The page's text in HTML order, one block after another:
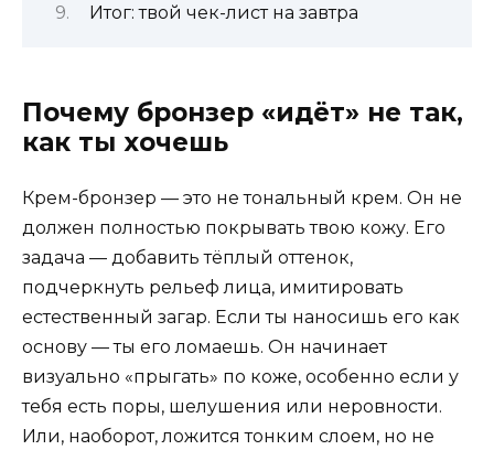
Итог: твой чек-лист на завтра
Почему бронзер «идёт» не так,
как ты хочешь
Крем-бронзер — это не тональный крем. Он не
должен полностью покрывать твою кожу. Его
задача — добавить тёплый оттенок,
подчеркнуть рельеф лица, имитировать
естественный загар. Если ты наносишь его как
основу — ты его ломаешь. Он начинает
визуально «прыгать» по коже, особенно если у
тебя есть поры, шелушения или неровности.
Или, наоборот, ложится тонким слоем, но не